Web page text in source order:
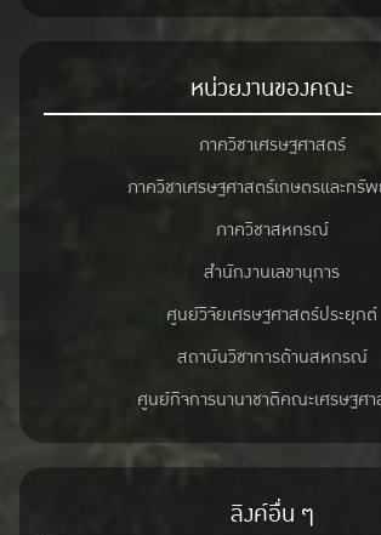
หน่วยงานของคณะ
ภาควิชาเศรษฐศาสตร์
ภาควิชาเศรษฐศาสตร์เกษตรและทรั
ภาควิชาสหกรณ์
สำนักงานเลขานุการ
ศูนย์วิจัยเศรษฐศาสตร์ประยุกต์
สถาบันวิชาการด้านสหกรณ์
ศูนย์กิจการนานาชาติคณะเศรษฐศ
ลิงค์อื่น ๆ